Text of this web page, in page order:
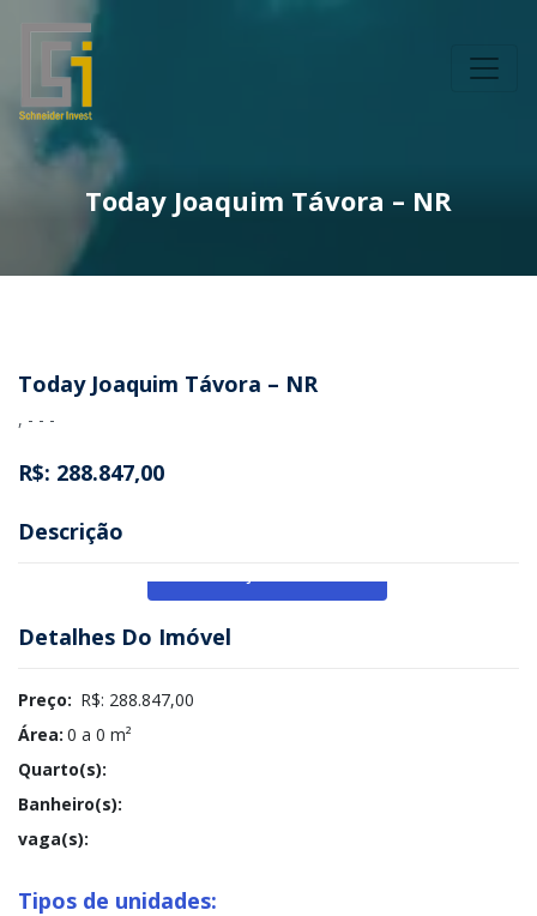
Today Joaquim Távora – NR
Today Joaquim Távora – NR
, - - -
R$: 288.847,00
Descrição
Detalhes Do Imóvel
Preço: R$: 288.847,00
Área: 0 a 0 m²
Quarto(s):
Banheiro(s):
vaga(s):
Tipos de unidades: